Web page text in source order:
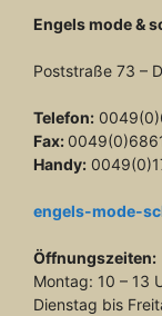
Engels mode &
Poststraße 73 –
Telefon:
Fax:
Handy:
engels-mode-
Öffnungszeiten:
Montag: 10 – 13
Dienstag bis